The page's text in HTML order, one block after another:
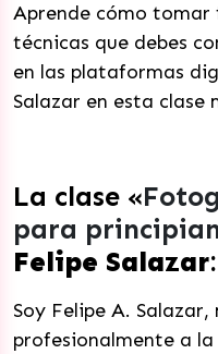
Aprende cómo
técnicas que debes
en las plataformas
Salazar en esta clase
La clase «
para
Felipe Salazar:
Soy Felipe A. Salazar,
profesionalmente a